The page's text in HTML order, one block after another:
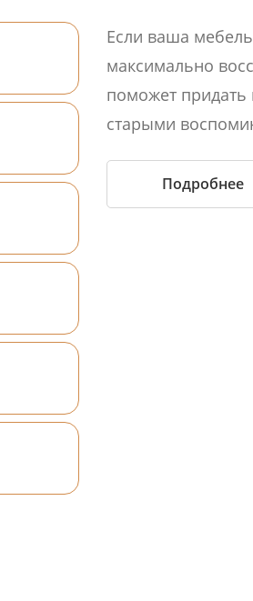
Если ваша
максимально
поможет
старыми
Подробнее